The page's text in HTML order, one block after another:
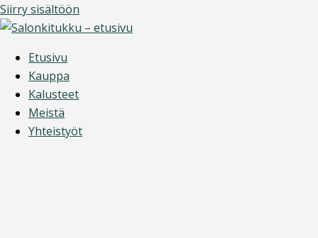
Siirry sisältöön
Etusivu
Kauppa
Kalusteet
Meistä
Yhteistyöt